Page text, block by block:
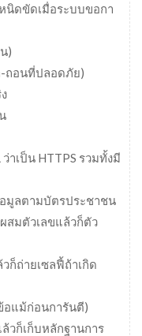
นิดขัดเมื่อระบบขอกา
)
ถอนที่ปลอดภัย)
าเป็น HTTPS รวมทั้งมี
อมูลตามบัตรประชาชน
สมตัวเลขแล้วก็ตัว
ก็ถ่ายเซลฟี้ถ้าเกิด
อแม้ก่อนการันตี)
วก็เก็บหลักฐานการ